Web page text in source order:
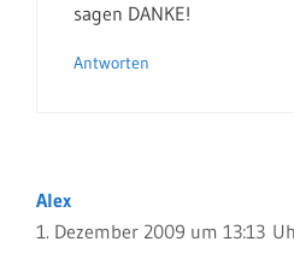
sagen DANKE!
Antworten
Alex
1. Dezember 2009 um 13:13